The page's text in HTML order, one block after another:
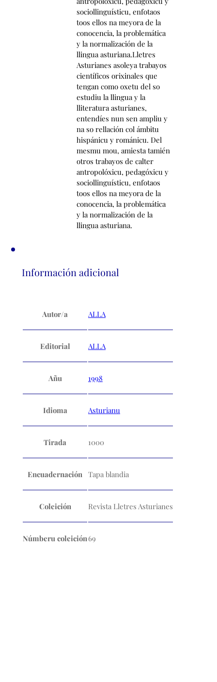
Información adicional
Autor/a ALLA
Editorial ALLA
Añu 1998
Idioma Asturianu
Tirada 1000
Encuadernación Tapa blandia
Coleición Revista Lletres Asturianes
Númberu coleición69